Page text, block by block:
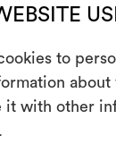
to
it with other